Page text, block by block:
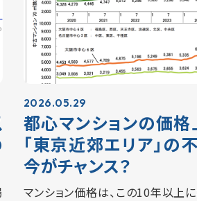
2026.05.29
都心マンションの価格
「東京近郊エリア」の
今がチャンス？
マンション価格は、この10年以上